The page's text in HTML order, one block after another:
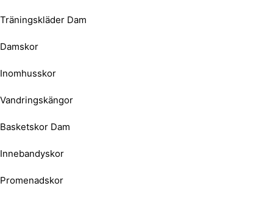
Träningskläder Dam
Damskor
Inomhusskor
Vandringskängor
Basketskor Dam
Innebandyskor
Promenadskor